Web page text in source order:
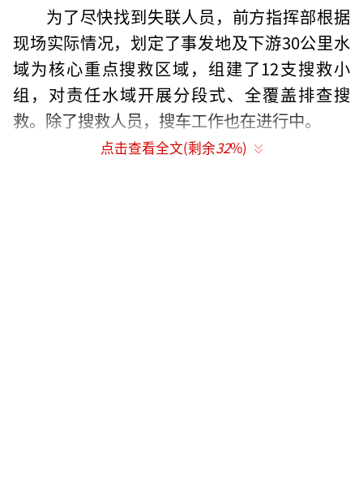
为了尽快找到失联人员，前方指挥部根据
现场实际情况，划定了事发地及下游30公里水
域为核心重点搜救区域，组建了12支搜救小
组，对责任水域开展分段式、全覆盖排查搜
救。除了搜救人员，搜车工作也在进行中。
事件相关责任人已被依法控制
点击查看全文(剩余32%)